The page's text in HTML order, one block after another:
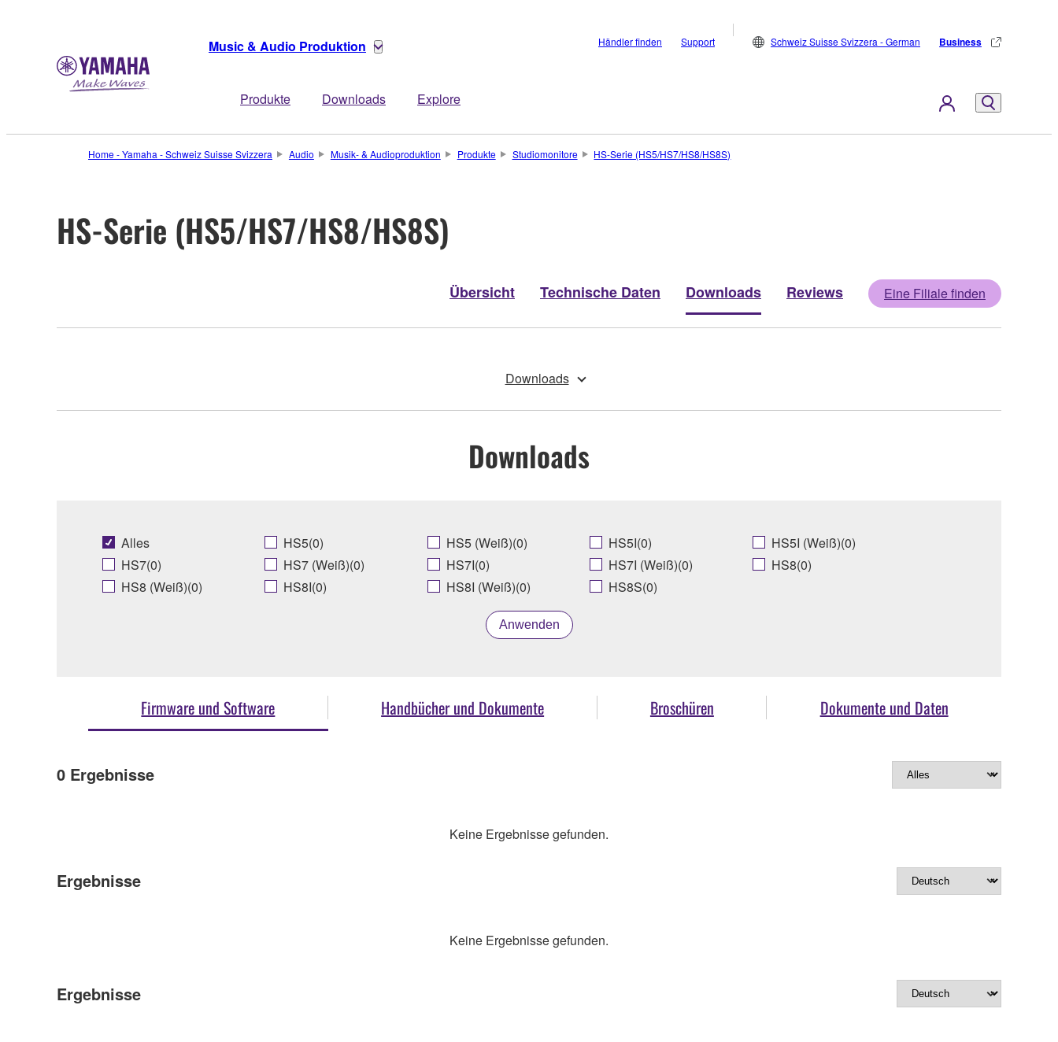
Music & Audio Produktion
Produkte Downloads Explore
Händler finden Support Schweiz Suisse Svizzera - German Business
Home - Yamaha - Schweiz Suisse Svizzera Audio Musik- & Audioproduktion Produkte Studiomonitore HS-Serie (HS5/HS7/HS8/HS8S)
HS-Serie (HS5/HS7/HS8/HS8S)
Übersicht Technische Daten Downloads Reviews Eine Filiale finden
Downloads
Downloads
Alles HS5(0) HS5 (Weiß)(0) HS5I(0)
HS5I (Weiß)(0)
HS7(0)
HS7 (Weiß)(0) HS7I(0) HS7I (Weiß)(0)
HS8(0)
HS8 (Weiß)(0)
HS8I(0) HS8I (Weiß)(0) HS8S(0)
Anwenden
Firmware und Software Handbücher und Dokumente Broschüren Dokumente und Daten
0 Ergebnisse
Keine Ergebnisse gefunden.
Ergebnisse
Keine Ergebnisse gefunden.
Ergebnisse